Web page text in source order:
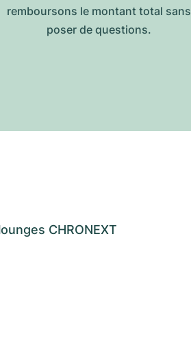
remboursons le montant total sans
poser de questions.
CHRONEXT